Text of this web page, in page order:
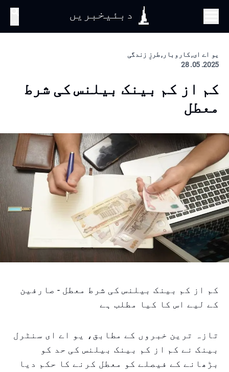
دبئیخبریں
یو اے ای, کاروبار, طرزِ زندگی
2025. 05. 28
کم از کم بینک بیلنس کی شرط
معطل
کم از کم بینک بیلنس کی شرط معطل - صارفین
کے لیے اس کا کیا مطلب ہے
تازہ ترین خبروں کے مطابق، یو اے ای سنٹرل
بینک نے کم از کم بینک بیلنس کی حد کو
بڑھانے کے فیصلے کو معطل کرنے کا حکم دیا